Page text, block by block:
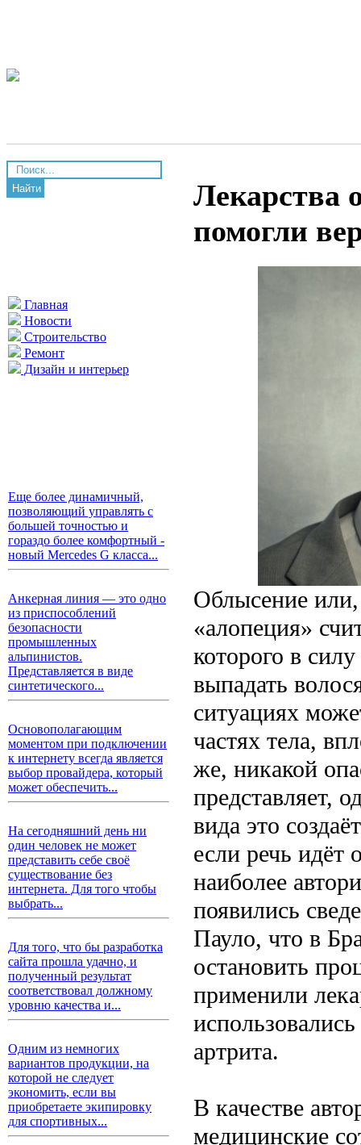
Найти
Главная
Новости
Строительство
Ремонт
Дизайн и интерьер
Еще более динамичный,
позволяющий управлять с
большей точностью и
гораздо более комфортный -
новый Mercedes G класса...
Анкерная линия — это одно
из приспособлений
безопасности
промышленных
альпинистов.
Представляется в виде
синтетического...
Основополагающим
моментом при подключении
к интернету всегда является
выбор провайдера, который
может обеспечить...
На сегодняшний день ни
один человек не может
представить себе своё
существование без
интернета. Для того чтобы
выбрать...
Для того, что бы разработка
сайта прошла удачно, и
полученный результат
соответствовал должному
уровню качества и...
Одним из немногих
вариантов продукции, на
которой не следует
экономить, если вы
приобретаете экипировку
для спортивных...
Лекарства
помогли
Облысение
«алопеция»
которого в
выпадать
ситуациях
частях тела,
же, никакой
представляет,
вида это
если речь идёт
наиболее
появились
Пауло, что в
остановить
применили
артрита.
В качестве
медицинские